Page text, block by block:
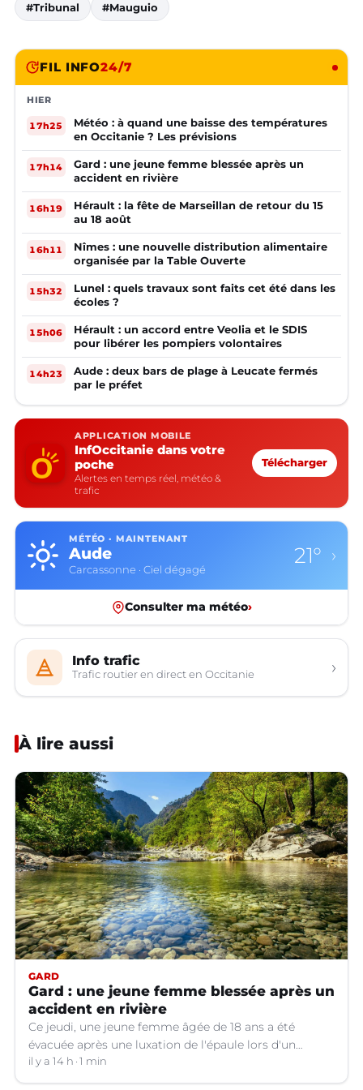
#Tribunal #Mauguio
FIL INFO24/7
HIER
17h25
Météo : à quand une baisse des températures
en Occitanie ? Les prévisions
17h14
Gard : une jeune femme blessée après un
accident en rivière
16h19
Hérault : la fête de Marseillan de retour du 15
au 18 août
16h11
Nîmes : une nouvelle distribution alimentaire
organisée par la Table Ouverte
15h32
Lunel : quels travaux sont faits cet été dans les
écoles ?
15h06
Hérault : un accord entre Veolia et le SDIS
pour libérer les pompiers volontaires
14h23
Aude : deux bars de plage à Leucate fermés
par le préfet
APPLICATION MOBILE
InfOccitanie dans votre
poche
Alertes en temps réel, météo &
trafic
Télécharger
MÉTÉO · MAINTENANT
Aude
Carcassonne · Ciel dégagé
21° ›
Consulter ma météo›
Info trafic
Trafic routier en direct en Occitanie ›
À lire aussi
GARD
Gard : une jeune femme blessée après un
accident en rivière
Ce jeudi, une jeune femme âgée de 18 ans a été
évacuée après une luxation de l'épaule lors d'un
plongeon dans une rivière à Saint-André-de-
Valborgne (Gard).
il y a 14 h 1 min